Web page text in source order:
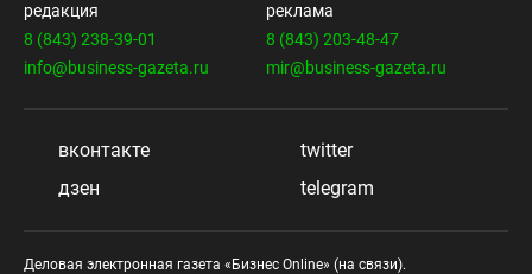
редакция
8 (843) 238-39-01
info@business-gazeta.ru
реклама
8 (843) 203-48-47
mir@business-gazeta.ru
вконтакте
twitter
дзен
telegram
Деловая электронная газета «Бизнес Online» (на связи).